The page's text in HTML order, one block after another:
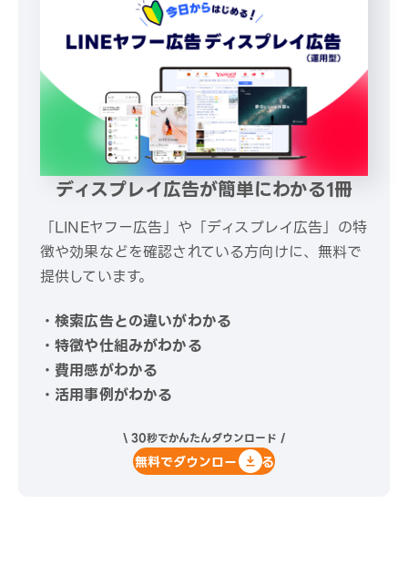
ディスプレイ広告が簡単にわかる1冊
「LINEヤフー広告」や「ディスプレイ広告」の特
徴や効果などを確認されている方向けに、無料で
提供しています。
・検索広告との違いがわかる
・特徴や仕組みがわかる
・費用感がわかる
・活用事例がわかる
\ 30秒でかんたんダウンロード /
無料でダウンロードする